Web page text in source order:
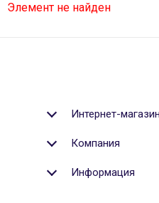
Элемент не найден
Интернет-магазин
Компания
Информация